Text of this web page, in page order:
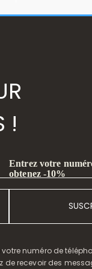
!
Entrez votre
obtenez -10%
numéro de
recevoir des